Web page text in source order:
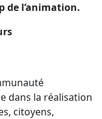
de l’animation.
dans la réalisation
citoyens,